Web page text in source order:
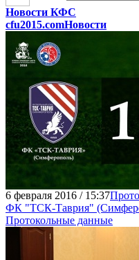
Новости КФС
cfu2015.comНовости
6 февраля 2016 / 15:37
ФК "ТСК-Таврия"
Протокольные данные